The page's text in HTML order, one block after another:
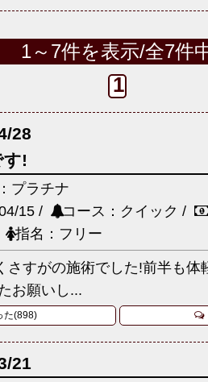
1～7件を表示/全7件
1
28
す!
：プラチナ
15 /
コース：クイック /
指名：フリー
さすがの施術でした!前半も体
お願いし...
た(898)
21